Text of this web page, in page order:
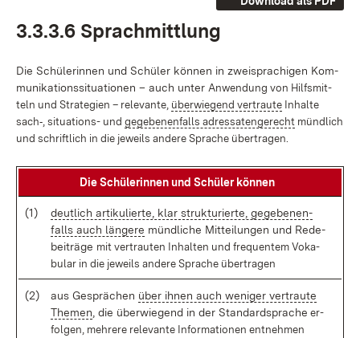
3.3.3.6 Sprach­mitt­lung
Die Schü­le­rin­nen und Schü­ler kön­nen in zwei­spra­chi­gen Kom­
mu­ni­ka­ti­ons­si­tua­tio­nen – auch un­ter An­wen­dung von Hilfs­mit­
teln und Stra­te­gi­en – re­le­van­te, über­wie­gend ver­trau­te In­hal­te
sach‑, situa­ti­ons- und ge­ge­be­nen­falls adres­sa­ten­ge­recht münd­lich
und schrift­lich in die je­weils an­de­re Spra­che über­tra­gen.
Die Schü­le­rin­nen und Schü­ler kön­nen
(1)
deut­lich ar­ti­ku­lier­te, klar struk­tu­rier­te, ge­ge­be­nen­
falls auch län­ge­re münd­li­che Mit­tei­lun­gen und Re­de­
bei­trä­ge mit ver­trau­ten In­hal­ten und fre­quen­tem Vo­ka­
bu­lar in die je­weils an­de­re Spra­che über­tra­gen
(2) aus Ge­sprä­chen über ih­nen auch we­ni­ger ver­trau­te
The­men , die über­wie­gend in der Stan­dard­spra­che er­
fol­gen, meh­re­re re­le­van­te In­for­ma­tio­nen ent­neh­men